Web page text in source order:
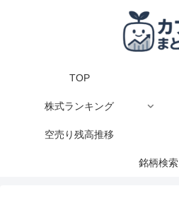
TOP
株式ランキング
空売り残高推移
銘柄検索